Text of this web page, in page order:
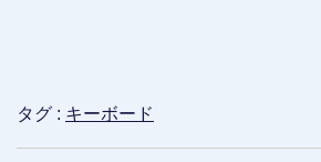
タグ : キーボード